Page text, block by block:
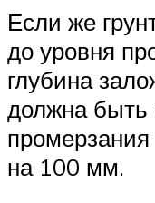
Если же
до уровня
глубина
должна быть
на 100 мм.